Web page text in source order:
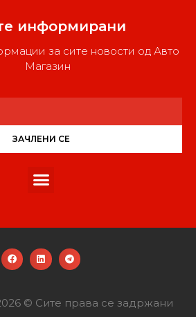
информирани
за сите новости од Авто
Магазин
ЗАЧЛЕНИ СЕ
© Сите права се задржани